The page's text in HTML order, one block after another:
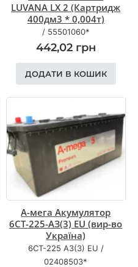
LUVANA LX 2 (Картридж
400дм3 * 0,004т)
/ 55501060*
442,02 грн
ДОДАТИ В КОШИК
А-мега Акумулятор
6СТ-225-АЗ(3) EU (вир-во
Україна)
6СТ-225 АЗ(3) EU /
02408503*